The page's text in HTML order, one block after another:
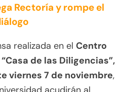
Rectoría y rompe el
realizada en el Centro
de las Diligencias”,
viernes 7 de noviembre,